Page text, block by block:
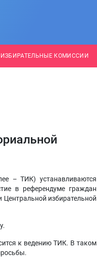
ИЗБИРАТЕЛЬНЫЕ КОМИССИИ
– ТИК) устанавливаются
в референдуме граждан
избирательной
к ведению ТИК. В таком